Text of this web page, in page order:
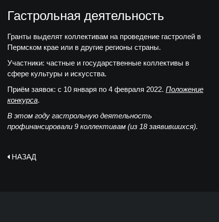
Гастрольная деятельность
Гранты выделят коллективам на проведение гастролей в
Пермском крае или в другие регионы страны.
Участники: частные и государственные коллективы в
сфере культуры и искусства.
Приём заявок: с 10 января по 4 февраля 2022. Положение
конкурса.
В этом году гастрольную деятельность
профинансировали 9 коллективам (из 18 заявившихся).
НАЗАД